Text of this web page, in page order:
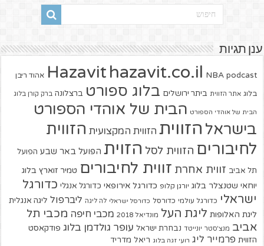
ענן תגיות
Hazavit hazavit.co.il NBA podcast אהוד ריבן
בלוג אתר הזווית ביתר ירושלים בלוג ספורט ברצלונה ברק קורן בלוג
הבית של אוהדי הספורט הבית של אוהדי הספורט
בישראל הזווית הזווית המקצועית הזווית
לחיבורים הזווית לסל הזוית הפועל באר שבע הפועל
תל אביב זווית אחרת זווית לחיבורים טמיר זוארץ בלוג
יוחאי שטנצלר בלוג יורגן קלופ כדורגל אירופאי כדורגל אנגלי כדורגל
ישראלי כדורגל עולמי כדורסל כדורסל ישראלי לה ליגה ליברפול ליגה אנגלית
ליגת האלופות ליגת העל מונדיאל 2018 מכבי חיפה מכבי תל
אביב מנצ'סטר יונייטד נבחרת ישראל עופר גולדמן בלוג פודקאסט
הזווית פרמייר ליג רועי זגה בלוג ריאל מדריד